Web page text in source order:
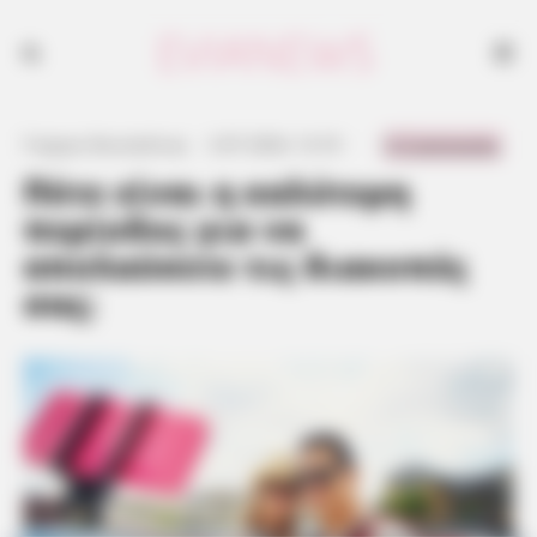
Πότε είναι η καλύτερη
περίοδος για να
απολαύσετε τις διακοπές
σας;